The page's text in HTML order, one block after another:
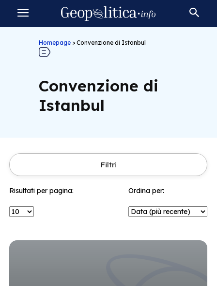
Homepage > Convenzione di Istanbul
Convenzione di
Istanbul
Filtri
Risultati per pagina: Ordina per: